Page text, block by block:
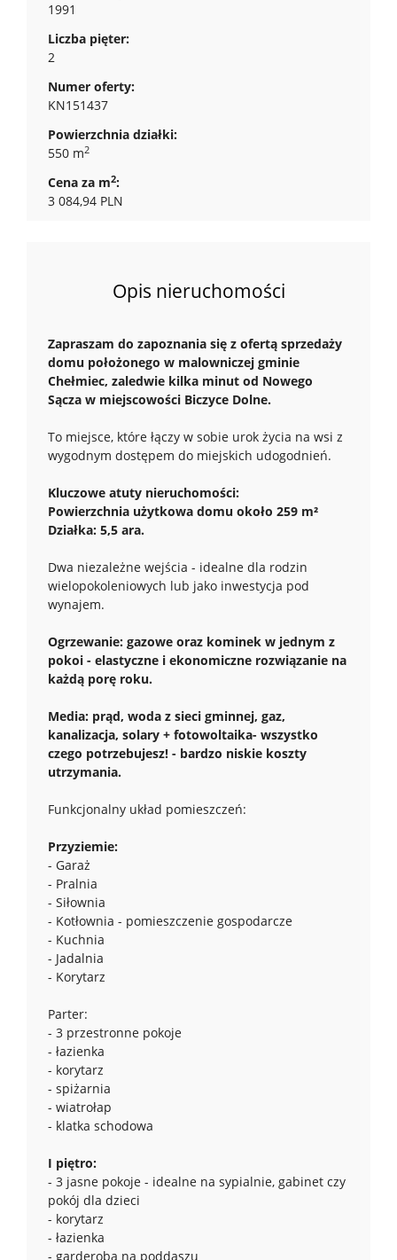
1991
Liczba pięter:
2
Numer oferty:
KN151437
Powierzchnia działki:
550 m2
Cena za m2:
3 084,94 PLN
Opis nieruchomości
Zapraszam do zapoznania się z ofertą sprzedaży
domu położonego w malowniczej gminie
Chełmiec, zaledwie kilka minut od Nowego
Sącza w miejscowości Biczyce Dolne.
To miejsce, które łączy w sobie urok życia na wsi z
wygodnym dostępem do miejskich udogodnień.
Kluczowe atuty nieruchomości:
Powierzchnia użytkowa domu około 259 m²
Działka: 5,5 ara.
Dwa niezależne wejścia - idealne dla rodzin
wielopokoleniowych lub jako inwestycja pod
wynajem.
Ogrzewanie: gazowe oraz kominek w jednym z
pokoi - elastyczne i ekonomiczne rozwiązanie na
każdą porę roku.
Media: prąd, woda z sieci gminnej, gaz,
kanalizacja, solary + fotowoltaika- wszystko
czego potrzebujesz! - bardzo niskie koszty
utrzymania.
Funkcjonalny układ pomieszczeń:
Przyziemie:
- Garaż
- Pralnia
- Siłownia
- Kotłownia - pomieszczenie gospodarcze
- Kuchnia
- Jadalnia
- Korytarz
Parter:
- 3 przestronne pokoje
- łazienka
- korytarz
- spiżarnia
- wiatrołap
- klatka schodowa
I piętro:
- 3 jasne pokoje - idealne na sypialnie, gabinet czy
pokój dla dzieci
- korytarz
- łazienka
- garderoba na poddaszu